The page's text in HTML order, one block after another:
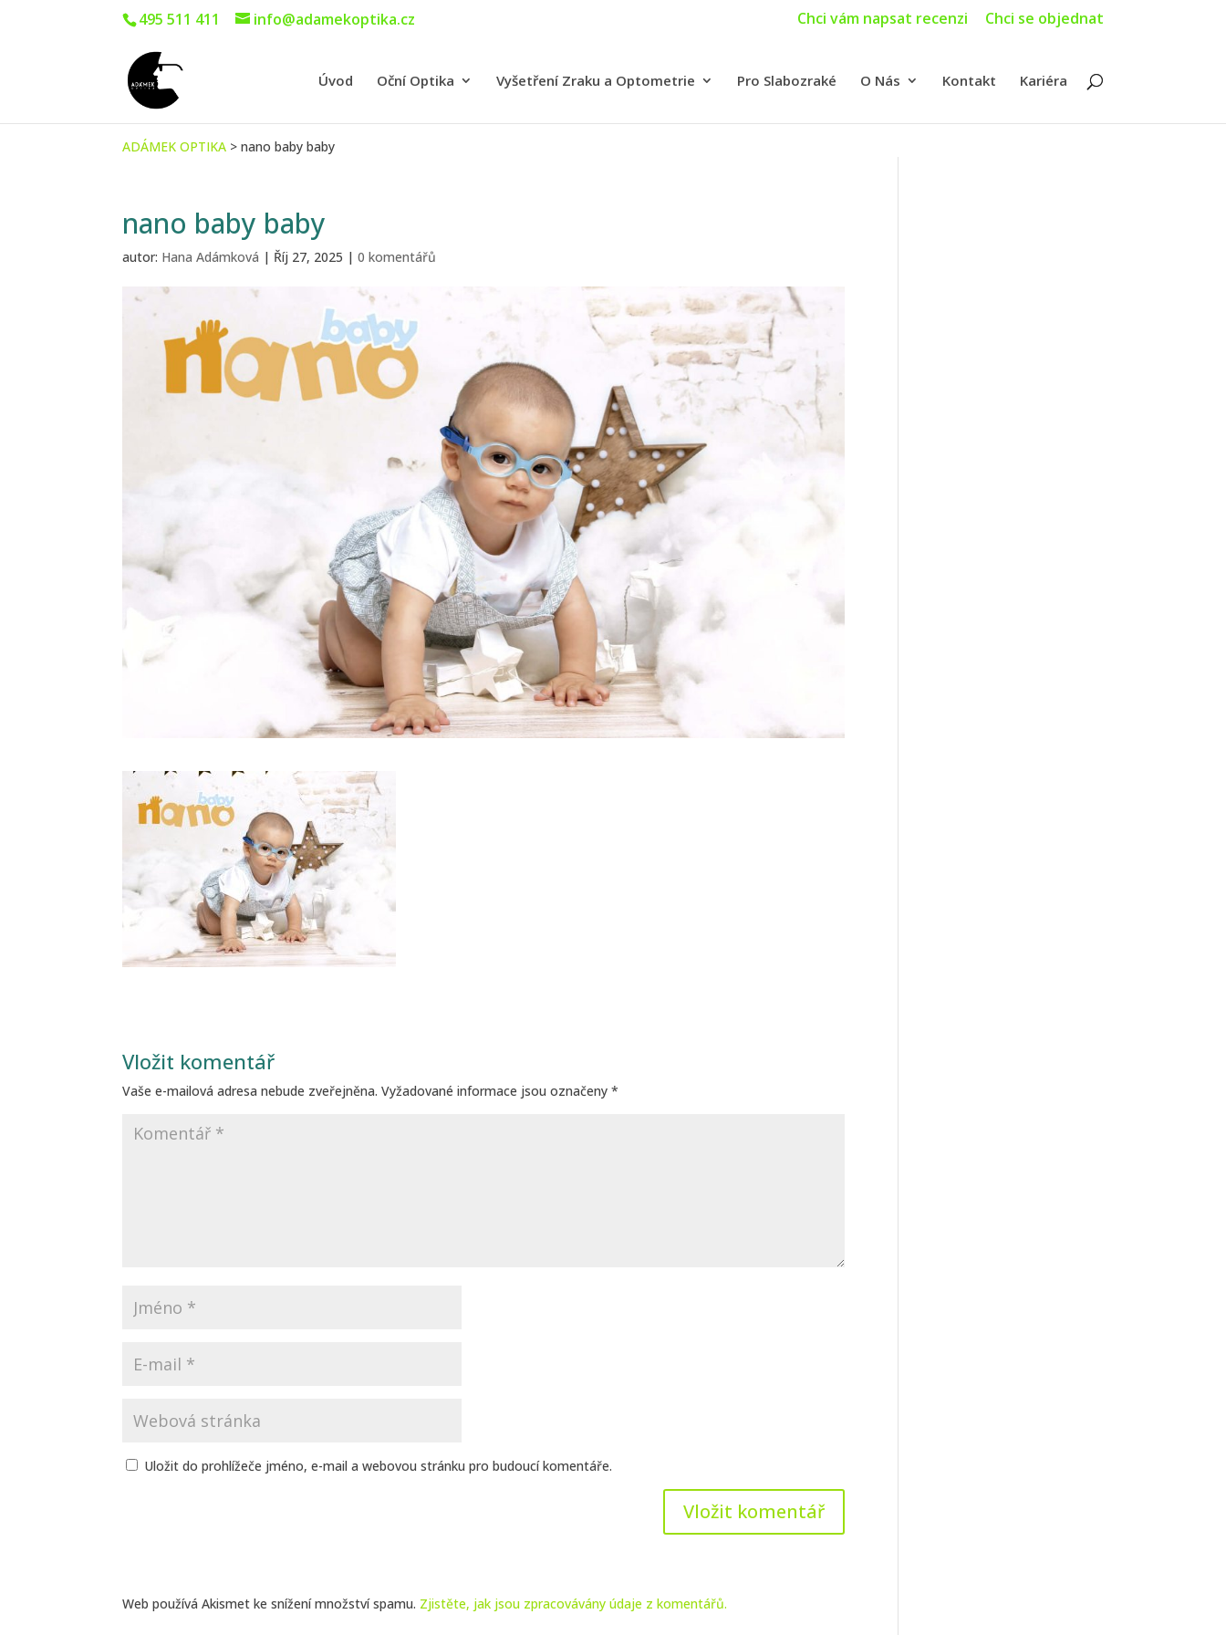
495 511 411 info@adamekoptika.cz Chci vám napsat recenzi Chci se objednat
Úvod Oční Optika Vyšetření Zraku a Optometrie Pro Slabozraké O Nás Kontakt Kariéra
ADÁMEK OPTIKA >nano baby baby
nano baby baby
autor: Hana Adámková | Říj 27, 2025 |0 komentářů
Vložit komentář
Vaše e-mailová adresa nebude zveřejněna. Vyžadované informace jsou označeny*
Uložit do prohlížeče jméno, e-mail a webovou stránku pro budoucí komentáře.
Web používá Akismet ke snížení množství spamu. Zjistěte, jak jsou zpracovávány údaje z komentářů.